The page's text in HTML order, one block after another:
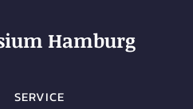
Hamburg
SERVICE